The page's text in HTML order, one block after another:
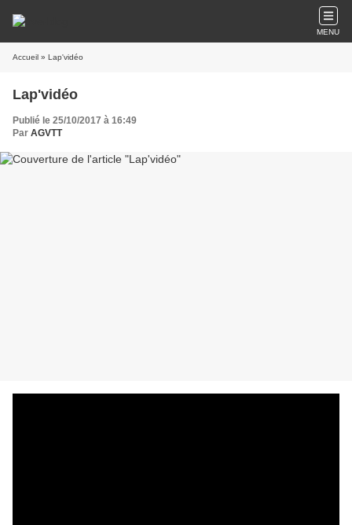
MENU
Accueil » Lap'vidéo
Lap'vidéo
Publié le 25/10/2017 à 16:49
Par AGVTT